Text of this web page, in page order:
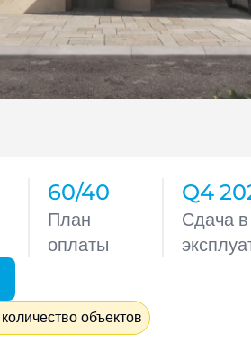
60/40
План
оплаты
Q4
Сдача в
объектов